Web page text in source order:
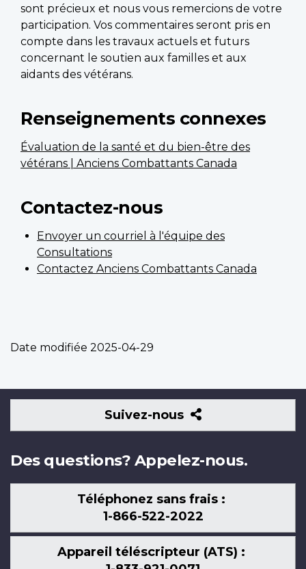
sont précieux et nous vous remercions de votre
participation. Vos commentaires seront pris en
compte dans les travaux actuels et futurs
concernant le soutien aux familles et aux
aidants des vétérans.
Renseignements connexes
Évaluation de la santé et du bien-être des
vétérans | Anciens Combattants Canada
Contactez-nous
Envoyer un courriel à l'équipe des
Consultations
Contactez Anciens Combattants Canada
Date modifiée 2025-04-29
Suivez-nous
Suivez-
nous
Des questions? Appelez-nous.
Téléphonez sans frais :
1-866-522-2022
Appareil téléscripteur (ATS) :